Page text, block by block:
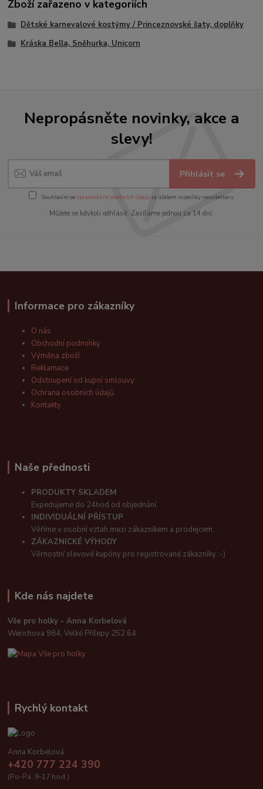
Zboží zařazeno v kategoriích
Dětské karnevalové kostýmy / Princeznovské šaty, doplňky
Kráska Bella, Sněhurka, Unicorn
Nepropásněte novinky, akce a
slevy!
Přihlásit se
Souhlasím se zpracováním osobních údajůza účelem rozesílky newsletteru.
Můžete se kdykoli odhlásit. Zasíláme jednou za 14 dní.
Informace pro zákazníky
O nás
Obchodní podmínky
Výměna zboží
Reklamace
Odstoupení od kupní smlouvy
Ochrana osobních údajů
Kontakty
Naše přednosti
PRODUKTY SKLADEM
Expedujeme do 24hod od objednání.
INDIVIDUÁLNÍ PŘÍSTUP
Věříme v osobní vztah mezi zákazníkem a prodejcem.
ZÁKAZNICKÉ VÝHODY
Věrnostní slevové kupóny pro registrované zákazníky :-)
Kde nás najdete
Vše pro holky - Anna Korbelová
Werichova 984, Velké Přílepy 252 64
Rychlý kontakt
Anna Korbelová
+420 777 224 390
(Po-Pá, 9-17 hod.)